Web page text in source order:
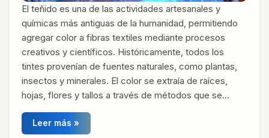
El teñido es una de las actividades artesanales y
químicas más antiguas de la humanidad, permitiendo
agregar color a fibras textiles mediante procesos
creativos y científicos. Históricamente, todos los
tintes provenían de fuentes naturales, como plantas,
insectos y minerales. El color se extraía de raíces,
hojas, flores y tallos a través de métodos que se…
Leer más »